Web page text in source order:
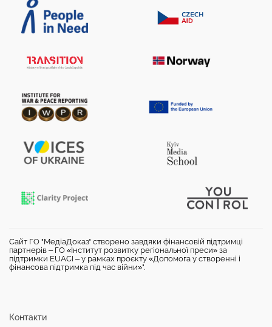
Сайт ГО "МедіаДоказ" створено завдяки фінансовій підтримці
партнерів – ГО «Інститут розвитку регіональної преси» за
підтримки EUACI – у рамках проєкту «Допомога у створенні і
фінансова підтримка під час війни»".
Контакти